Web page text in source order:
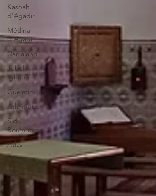
Kasbah
d'Agadir
Médina
d'Agadir
Danialand
Jebel
Ighoud
Guelmim
Atlantique
Sidi
Boumoussa
Atlas
Animaux
act